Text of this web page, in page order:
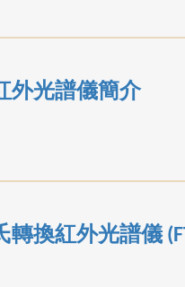
外光譜儀簡介
轉換紅外光譜儀